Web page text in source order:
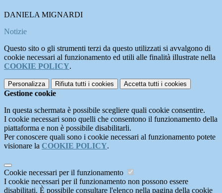
DANIELA MIGNARDI
Notizie
Questo sito o gli strumenti terzi da questo utilizzati si avvalgono di
cookie necessari al funzionamento ed utili alle finalità illustrate nella
COOKIE POLICY.
Personalizza Rifiuta tutti i cookies Accetta tutti i cookies
Gestione cookie
In questa schermata è possibile scegliere quali cookie consentire.
I cookie necessari sono quelli che consentono il funzionamento della
piattaforma e non è possibile disabilitarli.
Per conoscere quali sono i cookie necessari al funzionamento potete
visionare la COOKIE POLICY.
Cookie necessari per il funzionamento
I cookie necessari per il funzionamento non possono essere
disabilitati. È possibile consultare l'elenco nella pagina della cookie